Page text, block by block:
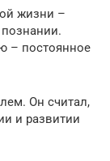
жизни –
– постоянное
Он считал,
и развитии